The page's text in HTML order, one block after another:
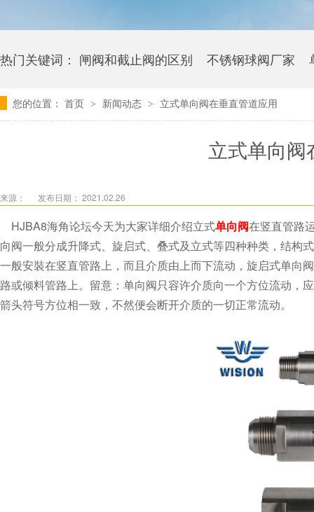
热门关键词： 闸阀和截止阀的区别 不锈钢球阀厂家
卫生级海角社区APP官网版多少钱
您的位置： 首页 > 新闻动态 > 立式单向阀在垂直管道应用
立式单向
来源： 发布日期： 2021.02.26
HJBA8海角论坛今天为大家详细介绍立式单向阀在竖直管路运
向阀一般分成升降式、旋启式、叠式及立式等四种种类
一般安裝在竖直管路上，而且介质由上而下流动，旋启式单
路或倾料管路上。留意：单向阀只容许介质向一个方位流动
箭头符号方位相一致，不然便会断开介质的一切正常流动。